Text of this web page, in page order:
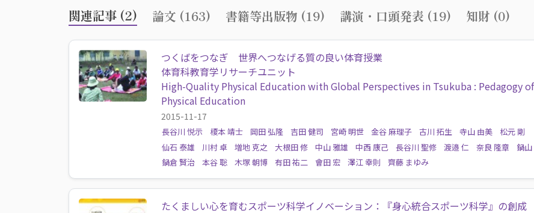
関連記事 (2) 論文 (163) 書籍等出版物 (19) 講演・口頭発表 (19) 知財 (0)
つくばをつなぎ 世界へつなげる質の良い体育授業
体育科教育学リサーチユニット
High-Quality Physical Education with Global Perspectives in Tsukuba : Pedagogy of
Physical Education
2015-11-17
長谷川 悦示 榎本 靖士 岡田 弘隆 吉田 健司 宮崎 明世 金谷 麻理子 古川 拓生 寺山 由美
松元 剛
仙石 泰雄
川村 卓 増地 克之 大根田 修 中山 雅雄 中西 康己 長谷川 聖修 渡邉 仁 奈良 隆章
鍋
鍋倉 賢治
本谷 聡 木塚 朝博 有田 祐二 會田 宏 澤江 幸則 齊藤 まゆみ
たくましい心を育むスポーツ科学イノベーション：『身心統合スポーツ科学』の創成